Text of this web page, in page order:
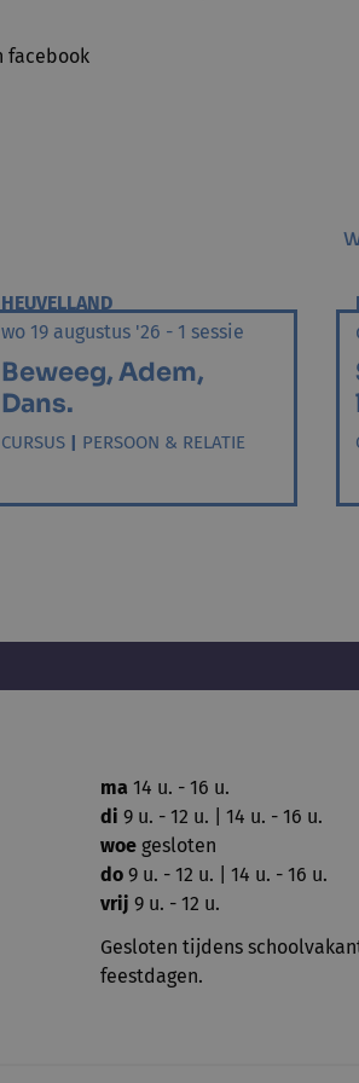
HEUVELLAND
wo 19 augustus '26 - 1 sessie
Beweeg, Adem,
Dans.
CURSUS | PERSOON & RELATIE
ma 14 u. - 16 u.
di 9 u. - 12 u. | 14 u. - 16 u.
woe gesloten
do 9 u. - 12 u. | 14 u. - 16 u.
vrij 9 u. - 12 u.
Gesloten tijdens
feestdagen.